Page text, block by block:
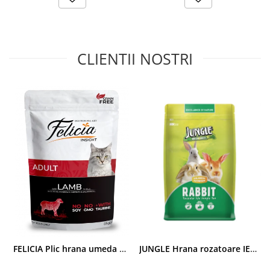
CLIENTII NOSTRI
FELICIA Plic hrana umeda pentru pisici adulte, cu Miel, Set 12x85g JUNGLE Hrana rozatoare IEPURI 500g